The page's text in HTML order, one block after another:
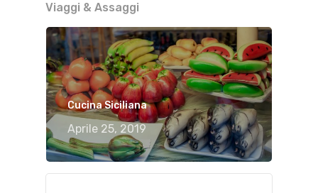
Viaggi & Assaggi
Cucina Siciliana
Aprile 25, 2019